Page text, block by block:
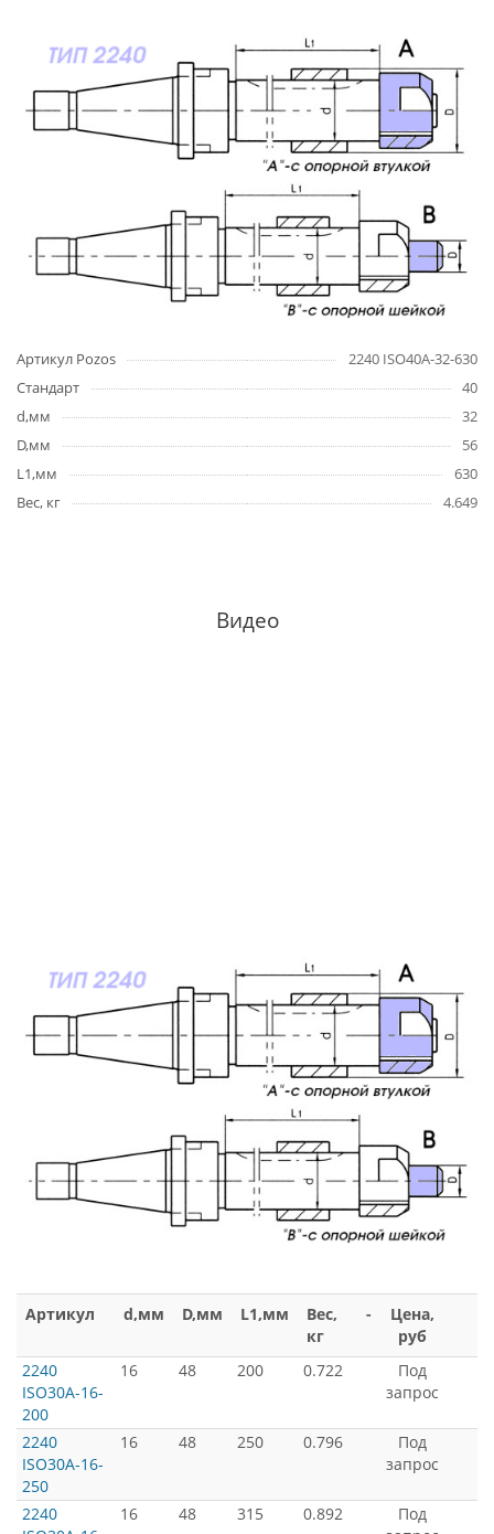
Артикул Pozos
2240 ISO40A-32-630
Стандарт
40
d,мм
32
D,мм
56
L1,мм
630
Вес, кг
4.649
Видео
Артикул d,мм D,мм L1,мм
Вес,
кг
-
Цена,
руб
2240
ISO30A-16-
200
16 48 200 0.722
Под
запрос
2240
ISO30A-16-
250
16 48 250 0.796
Под
запрос
2240
16 48 315 0.892
Под